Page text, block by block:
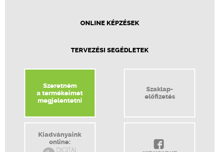
ONLINE KÉPZÉSEK
TERVEZÉSI SEGÉDLETEK
Szeretném
a termékeimet
megjelentetni
Szaklap-
előfizetés
Kiadványaink
online: